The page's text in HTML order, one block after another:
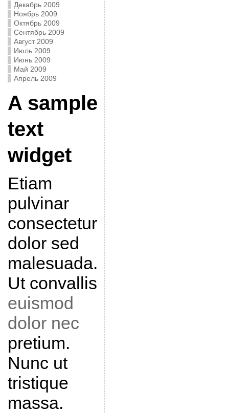
Декабрь 2009
Ноябрь 2009
Октябрь 2009
Сентябрь 2009
Август 2009
Июль 2009
Июнь 2009
Май 2009
Апрель 2009
A sample
text
widget
Etiam
pulvinar
consectetur
dolor sed
malesuada.
Ut convallis
euismod
dolor nec
pretium.
Nunc ut
tristique
massa.